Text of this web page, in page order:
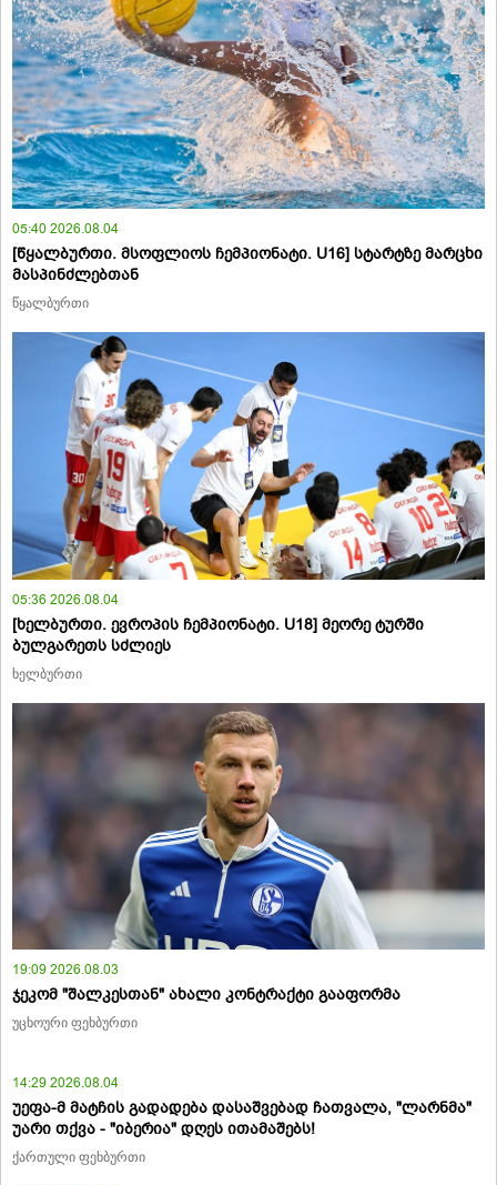
05:40 2026.08.04
[წყალბურთი. მსოფლიოს ჩემპიონატი. U16] სტარტზე მარცხი
მასპინძლებთან
წყალბურთი
05:36 2026.08.04
[ხელბურთი. ევროპის ჩემპიონატი. U18] მეორე ტურში
ბულგარეთს სძლიეს
ხელბურთი
19:09 2026.08.03
ჯეკომ "შალკესთან" ახალი კონტრაქტი გააფორმა
უცხოური ფეხბურთი
14:29 2026.08.04
უეფა-მ მატჩის გადადება დასაშვებად ჩათვალა, "ლარნმა"
უარი თქვა - "იბერია" დღეს ითამაშებს!
ქართული ფეხბურთი